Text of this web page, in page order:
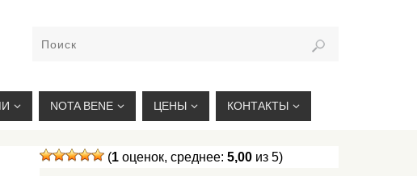
NOTA BENE ЦЕНЫ КОНТАКТЫ
(1 оценок, среднее: 5,00 из 5)